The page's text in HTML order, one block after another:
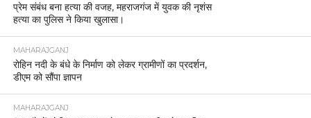
प्रेम संबंध बना हत्या की वजह, महराजगंज में युवक की नृशंस
हत्या का पुलिस ने किया खुलासा।
MAHARAJGANJ
रोहिन नदी के बंधे के निर्माण को लेकर ग्रामीणों का प्रदर्शन,
डीएम को सौंपा ज्ञापन
MAHARAJGANJ